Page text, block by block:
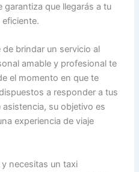
garantiza que llegarás a tu
de brindar un servicio al
amable y profesional te
el momento en que te
a responder a tus
su objetivo es
experiencia de viaje
necesitas un taxi